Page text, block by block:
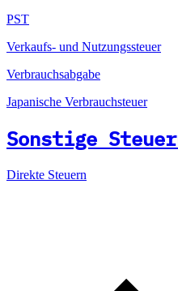
PST
Verkaufs- und Nutzungssteuer
Verbrauchsabgabe
Japanische Verbrauchsteuer
Sonstige
Direkte Steuern